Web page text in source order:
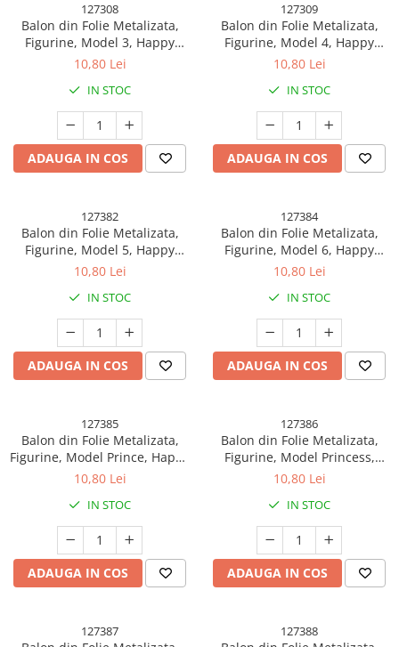
127308
Balon din Folie Metalizata,
Figurine, Model 3, Happy
Birthday, Tematica
Individual, Pai Inclus, Umflare
cu Aer sau Heliu, Multicolor
10,80 Lei
IN STOC
ADAUGA IN COS
127309
Balon din Folie Metalizata,
Figurine, Model 4, Happy
Birthday, Tematica
Individual, Pai Inclus, Umflare
cu Aer sau Heliu, Multicolor
10,80 Lei
IN STOC
ADAUGA IN COS
127382
Balon din Folie Metalizata,
Figurine, Model 5, Happy
Birthday, Tematica
Individual, Pai Inclus, Umflare
cu Aer sau Heliu, Multicolor
10,80 Lei
IN STOC
ADAUGA IN COS
127384
Balon din Folie Metalizata,
Figurine, Model 6, Happy
Birthday, Tematica
Individual, Pai Inclus, Umflare
cu Aer sau Heliu, Multicolor
10,80 Lei
IN STOC
ADAUGA IN COS
127385
Balon din Folie Metalizata,
Figurine, Model Prince, Happy
Birthday, Tematica
Individual, Pai Inclus, Umflare
cu Aer sau Heliu, Multicolor
10,80 Lei
IN STOC
ADAUGA IN COS
127386
Balon din Folie Metalizata,
Figurine, Model Princess,
Happy Birthday, Tematica
Individual, Pai Inclus, Umflare
cu Aer sau Heliu, Multicolor
10,80 Lei
IN STOC
ADAUGA IN COS
127387 127388